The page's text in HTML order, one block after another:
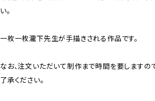
い。
一枚一枚瀧下先生が手描きされる作品です。
なお、注文いただいて制作まで時間を要しますの
了承ください。